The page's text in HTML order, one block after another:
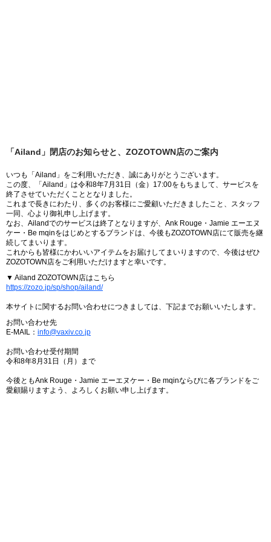
「Ailand」閉店のお知らせと、ZOZOTOWN店のご案内
いつも「Ailand」をご利用いただき、誠にありがとうございます。
この度、「Ailand」は令和8年7月31日（金）17:00をもちまして、サービスを
終了させていただくこととなりました。
これまで長きにわたり、多くのお客様にご愛顧いただきましたこと、スタッフ
一同、心より御礼申し上げます。
なお、Ailandでのサービスは終了となりますが、Ank Rouge・Jamie エーエヌ
ケー・Be mqinをはじめとするブランドは、今後もZOZOTOWN店にて販売を継
続してまいります。
これからも皆様にかわいいアイテムをお届けしてまいりますので、今後はぜひ
ZOZOTOWN店をご利用いただけますと幸いです。
▼ Ailand ZOZOTOWN店はこちら
https://zozo.jp/sp/shop/ailand/
本サイトに関するお問い合わせにつきましては、下記までお願いいたします。
お問い合わせ先
E-MAIL： info@vaxiv.co.jp
お問い合わせ受付期間
令和8年8月31日（月）まで
今後ともAnk Rouge・Jamie エーエヌケー・Be mqinならびに各ブランドをご
愛顧賜りますよう、よろしくお願い申し上げます。